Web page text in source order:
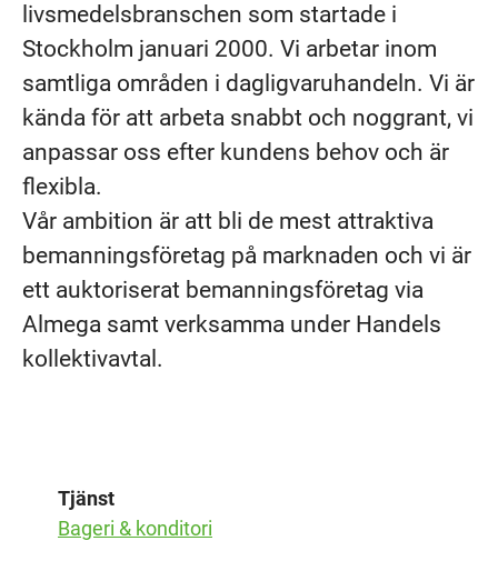
livsmedelsbranschen som startade i
Stockholm januari 2000. Vi arbetar inom
samtliga områden i dagligvaruhandeln. Vi är
kända för att arbeta snabbt och noggrant, vi
anpassar oss efter kundens behov och är
flexibla.
Vår ambition är att bli de mest attraktiva
bemanningsföretag på marknaden och vi är
ett auktoriserat bemanningsföretag via
Almega samt verksamma under Handels
kollektivavtal.
Tjänst
Bageri & konditori